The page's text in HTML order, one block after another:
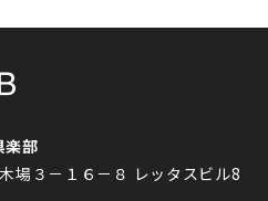
楽部
３－１６－８ レッタスビル8